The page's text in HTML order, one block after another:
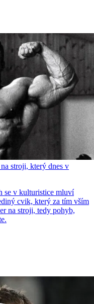
stroji, který dnes v
se v kulturistice mluví
cvik, který za tím vším
na stroji, tedy pohyb,